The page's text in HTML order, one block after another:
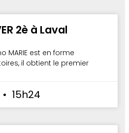
2è à Laval
MARIE est en forme
il obtient le premier
15h24